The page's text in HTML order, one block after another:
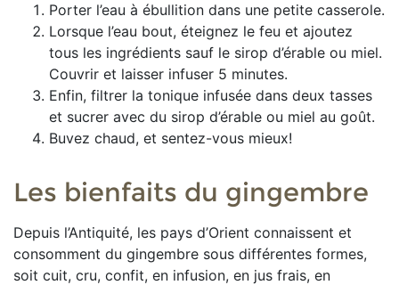
Porter l’eau à ébullition dans une petite casserole.
Lorsque l’eau bout, éteignez le feu et ajoutez
tous les ingrédients sauf le sirop d’érable ou miel.
Couvrir et laisser infuser 5 minutes.
Enfin, filtrer la tonique infusée dans deux tasses
et sucrer avec du sirop d’érable ou miel au goût.
Buvez chaud, et sentez-vous mieux!
Les bienfaits du gingembre
Depuis l’Antiquité, les pays d’Orient connaissent et
consomment du gingembre sous différentes formes,
soit cuit, cru, confit, en infusion, en jus frais, en